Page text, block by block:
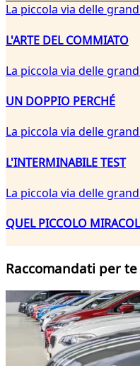
La piccola via delle
L'ARTE DEL COMMIATO
La piccola via delle
UN DOPPIO PERCHÉ
La piccola via delle
L'INTERMINABILE TEST
La piccola via delle
QUEL PICCOLO
Raccomandati per te